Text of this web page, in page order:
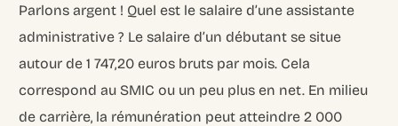
Parlons argent ! Quel est le salaire d’une assistante
administrative ? Le salaire d’un débutant se situe
autour de 1 747,20 euros bruts par mois. Cela
correspond au SMIC ou un peu plus en net. En milieu
de carrière, la rémunération peut atteindre 2 000